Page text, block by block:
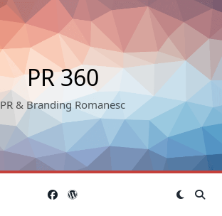
PR 360
PR & Branding Romanesc